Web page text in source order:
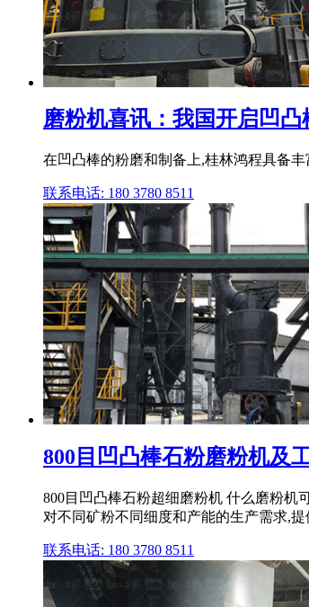
磨粉机喜讯：我国开启凹
在凹凸棒的粉磨和制备上,桂林鸿程具备
联系电话: 180 3780 8511
800目凹凸棒石粉磨粉机及
800目凹凸棒石粉超细磨粉机 什么磨粉机
对不同矿粉不同细度和产能的生产需求,提
联系电话: 180 3780 8511